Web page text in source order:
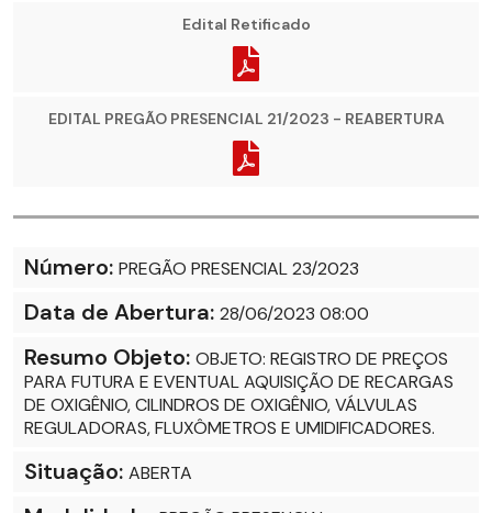
Edital Retificado
EDITAL PREGÃO PRESENCIAL 21/2023 - REABERTURA
Número: PREGÃO PRESENCIAL 23/2023
Data de Abertura: 28/06/2023 08:00
Resumo Objeto: OBJETO: REGISTRO DE PREÇOS
PARA FUTURA E EVENTUAL AQUISIÇÃO DE RECARGAS
DE OXIGÊNIO, CILINDROS DE OXIGÊNIO, VÁLVULAS
REGULADORAS, FLUXÔMETROS E UMIDIFICADORES.
Situação: ABERTA